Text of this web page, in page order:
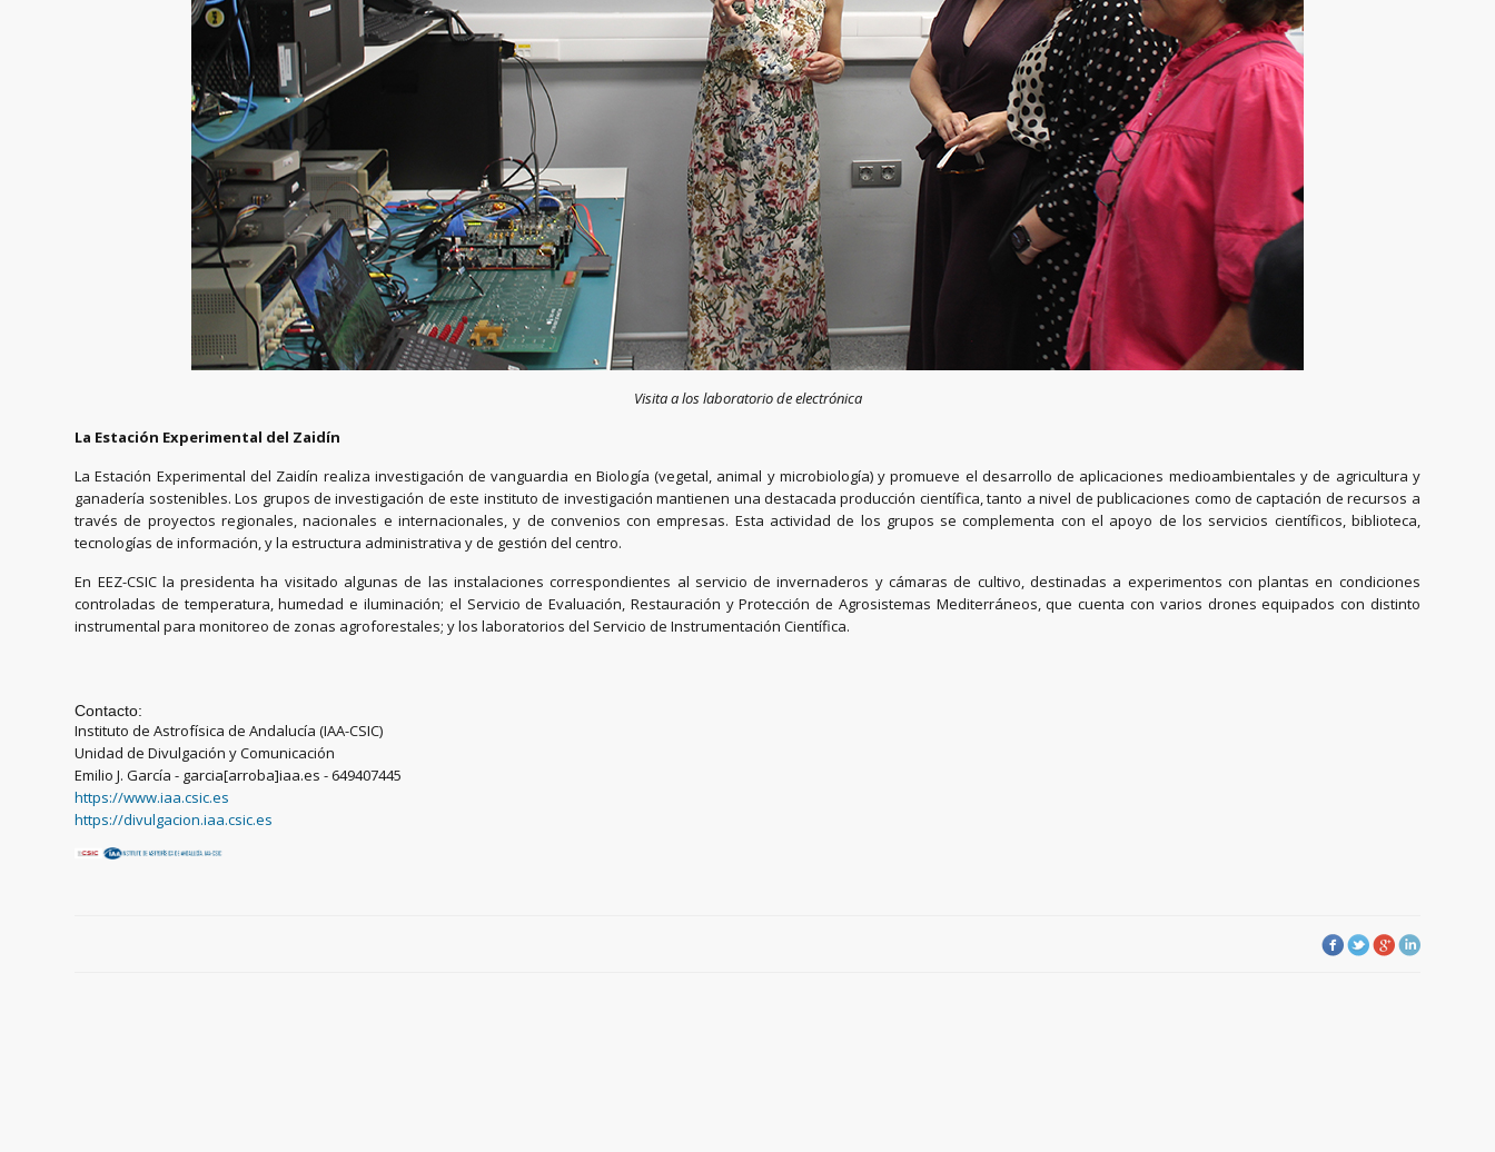
Visita a los laboratorio de electrónica
La Estación Experimental del Zaidín
La Estación Experimental del Zaidín realiza investigación de vanguardia en Biología (vegetal, animal y microbiología) y promueve el desarrollo de aplicaciones medioambientales y de agricultura y
ganadería sostenibles. Los grupos de investigación de este instituto de investigación mantienen una destacada producción científica, tanto a nivel de publicaciones como de captación de recursos a
través de proyectos regionales, nacionales e internacionales, y de convenios con empresas. Esta actividad de los grupos se complementa con el apoyo de los servicios científicos, biblioteca,
tecnologías de información, y la estructura administrativa y de gestión del centro.
En EEZ-CSIC la presidenta ha visitado algunas de las instalaciones correspondientes al servicio de invernaderos y cámaras de cultivo, destinadas a experimentos con plantas en condiciones
controladas de temperatura, humedad e iluminación; el Servicio de Evaluación, Restauración y Protección de Agrosistemas Mediterráneos, que cuenta con varios drones equipados con distinto
instrumental para monitoreo de zonas agroforestales; y los laboratorios del Servicio de Instrumentación Científica.
Contacto:
Instituto de Astrofísica de Andalucía (IAA-CSIC)
Unidad de Divulgación y Comunicación
Emilio J. García - garcia[arroba]iaa.es - 649407445
https://www.iaa.csic.es
https://divulgacion.iaa.csic.es